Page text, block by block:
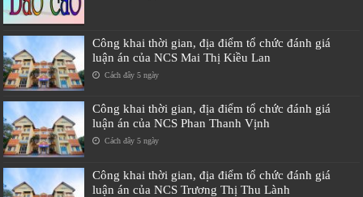
Công khai thời gian, địa điểm tổ chức đánh giá
luận án của NCS Mai Thị Kiều Lan
Cách đây 5 ngày
Công khai thời gian, địa điểm tổ chức đánh giá
luận án của NCS Phan Thanh Vịnh
Cách đây 5 ngày
Công khai thời gian, địa điểm tổ chức đánh giá
luận án của NCS Trương Thị Thu Lành